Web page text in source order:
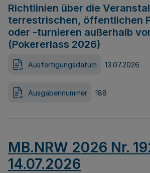
Richtlinien über die
terrestrischen, öffentlichen
oder -turnieren außerhalb
(Pokererlass 2026)
Ausfertigungsdatum 13.07.2026
Ausgabennummer 188
MB.NRW 2026 Nr.
14.07.2026